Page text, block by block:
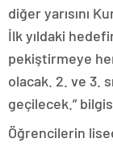
diğer yarısını
İlk yıldaki
pekiştirmeye
olacak. 2. ve 3.
geçilecek.”
Öğrencilerin